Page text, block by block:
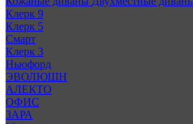
Клерк 9
Клерк 5
Смарт
Клерк 3
Ньюфорд
ЭВОЛЮШН
АЛЕКТО
ОФИС
ЗАРА